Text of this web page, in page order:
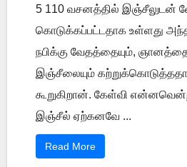
5 110 வசனத்தில் இஞ்சீலுடன்
கொடுக்கப்பட்டதாக உள்ளது
நபிக்கு வேதத்தையும்,
இஞ்சீலையும்
கூறுகிறான். கேள்வி
இஞ்சீல் ஏற்கனவே ...
Read More